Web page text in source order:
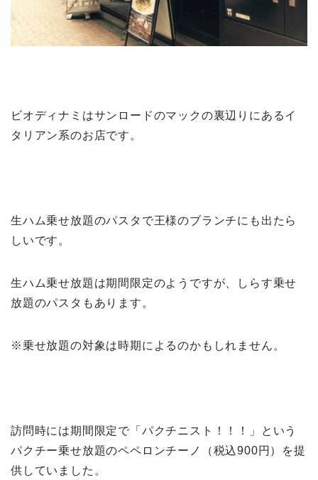
ビオディナミはサンロードのマックの裏辺りにあるイ
タリアン系のお店です。
生ハム乗せ放題のパスタで王様のブランチにも出たら
しいです。
生ハム乗せ放題は期間限定のようですが、しらす乗せ
放題のパスタもあります。
※乗せ放題の対象は時期によるのかもしれません。
訪問時には期間限定で「パクチニスト！！！」という
パクチー乗せ放題のペペロンチーノ（税込900円）を提
供していました。